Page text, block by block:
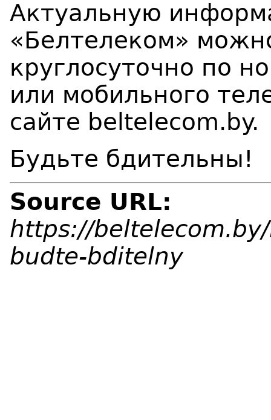
Актуальную
«Белтелеком»
круглосуточно по
или мобильного
сайте beltelecom.by.
Будьте бдительны!
Source URL:
https://
budte-bditelny